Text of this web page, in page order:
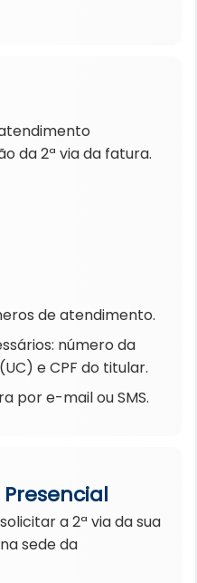
da 2ª via da fatura.
de atendimento.
número da
e CPF do titular.
por e-mail ou SMS.
a 2ª via da sua
sede da